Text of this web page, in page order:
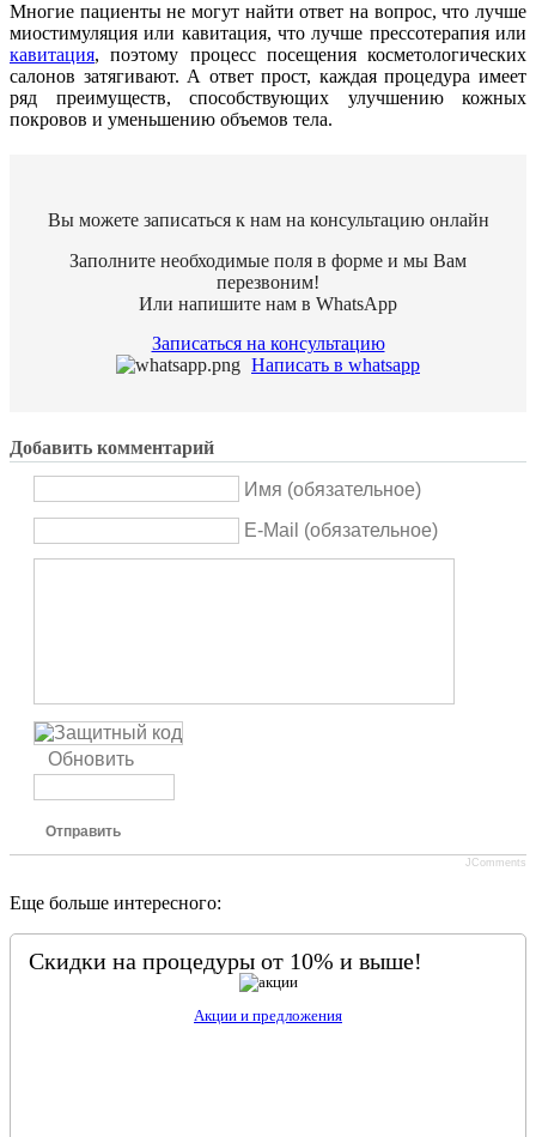
Многие пациенты не могут найти ответ на вопрос, что лучше
миостимуляция или кавитация, что лучше прессотерапия или
кавитация, поэтому процесс посещения косметологических
салонов затягивают. А ответ прост, каждая процедура имеет
ряд преимуществ, способствующих улучшению кожных
покровов и уменьшению объемов тела.
Вы можете записаться к нам на консультацию онлайн
Заполните необходимые поля в форме и мы Вам
перезвоним!
Или напишите нам в WhatsApр
Записаться на консультацию
Написать в whatsapp
Добавить комментарий
Имя (обязательное)
E-Mail (обязательное)
Обновить
Отправить
JComments
Еще больше интересного:
Скидки на процедуры от 10% и выше!
Акции и предложения